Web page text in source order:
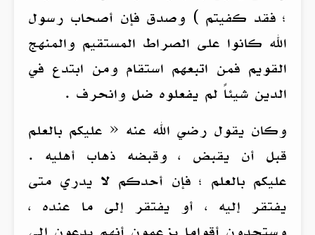
؛ فقد كفيتم ) وصدق فإن أصحاب رسول
الله كانوا على الصراط المستقيم والمنهج
القويم فمن اتبعهم استقام ومن ابتدع في
الدين شيئاً لم يفعلوه ضل وانحرف .
وكان يقول رضي الله عنه « عليكم بالعلم
قبل أن يقبض ، وقبضه ذهاب أهليه .
عليكم بالعلم ؛ فإن أحدكم لا يدري متى
يفتقر إليه ، أو يفتقر إلى ما عنده ،